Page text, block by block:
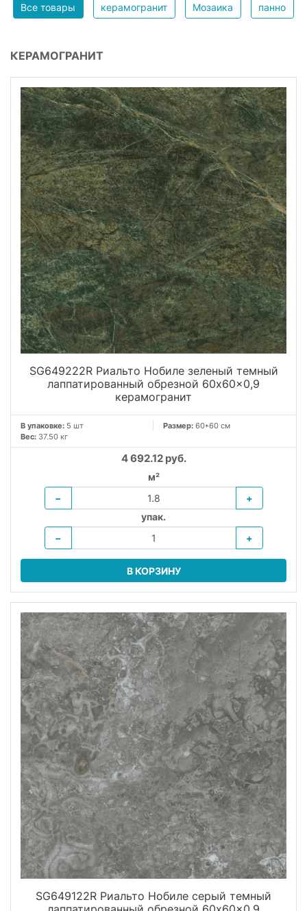
Все товары керамогранит Мозаика панно
КЕРАМОГРАНИТ
SG649222R Риальто Нобиле зеленый темный
лаппатированный обрезной 60x60x0,9
керамогранит
В упаковке: 5 шт Размер: 60*60 см
Вес: 37.50 кг
4 692.12 руб.
м²
−
+
упак.
−
+
В КОРЗИНУ
SG649122R Риальто Нобиле серый темный